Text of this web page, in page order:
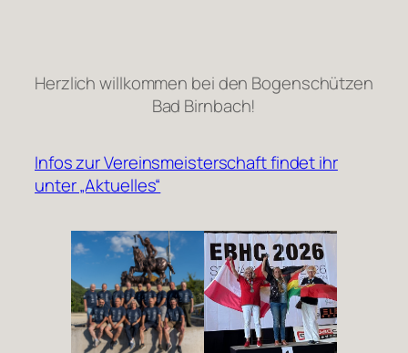
Herzlich willkommen bei den Bogenschützen
Bad Birnbach!
Infos zur Vereinsmeisterschaft findet ihr
unter „Aktuelles“